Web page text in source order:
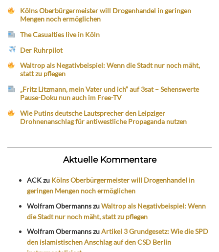
Kölns Oberbürgermeister will Drogenhandel in geringen
Mengen noch ermöglichen
The Casualties live in Köln
Der Ruhrpilot
Waltrop als Negativbeispiel: Wenn die Stadt nur noch mäht,
statt zu pflegen
„Fritz Litzmann, mein Vater und ich“ auf 3sat – Sehenswerte
Pause-Doku nun auch im Free-TV
Wie Putins deutsche Lautsprecher den Leipziger
Drohnenanschlag für antiwestliche Propaganda nutzen
Aktuelle Kommentare
ACKzu Kölns Oberbürgermeister will Drogenhandel in
geringen Mengen noch ermöglichen
Wolfram ObermannszuWaltrop als Negativbeispiel: Wenn
die Stadt nur noch mäht, statt zu pflegen
Wolfram ObermannszuArtikel 3 Grundgesetz: Wie die SPD
den islamistischen Anschlag auf den CSD Berlin